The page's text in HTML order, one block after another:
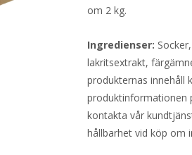
om 2 kg.
Ingredienser:
lakritsextrakt,
produkternas innehåll
produktinformationen
kontakta vår
hållbarhet vid köp om